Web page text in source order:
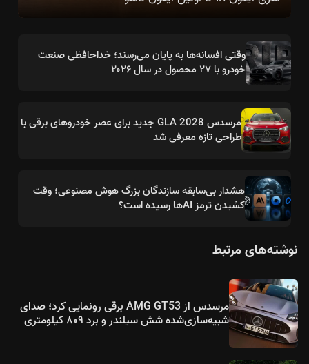
وقتی افسانه‌ها به پایان می‌رسند؛ خداحافظی صنعت
خودرو با ۲۷ محصول در سال ۲۰۲۶
مرسدس GLA 2028 جدید برای عصر خودروهای برقی با
طراحی تازه معرفی شد
هشدار بی‌سابقه سازندگان بزرگ هوش مصنوعی؛ وقت
کشیدن ترمز AIها رسیده است؟
نوشته‌های مرتبط
مرسدس از AMG GT53 برقی رونمایی کرد؛ صدای
شبیه‌سازی‌شده شش سیلندر و برد ۸۰۹ کیلومتری